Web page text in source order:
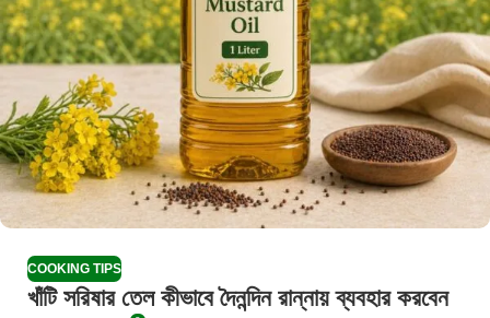
COOKING TIPS
খাঁটি সরিষার তেল কীভাবে দৈনন্দিন রান্নায় ব্যবহার করবেন